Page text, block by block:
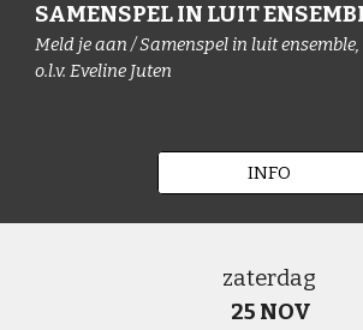
SAMENSPELIN LUIT
Meld je aan / Samenspel in luit ensemble,
o.l.v. Eveline Juten
INFO
zaterdag
25 NOV